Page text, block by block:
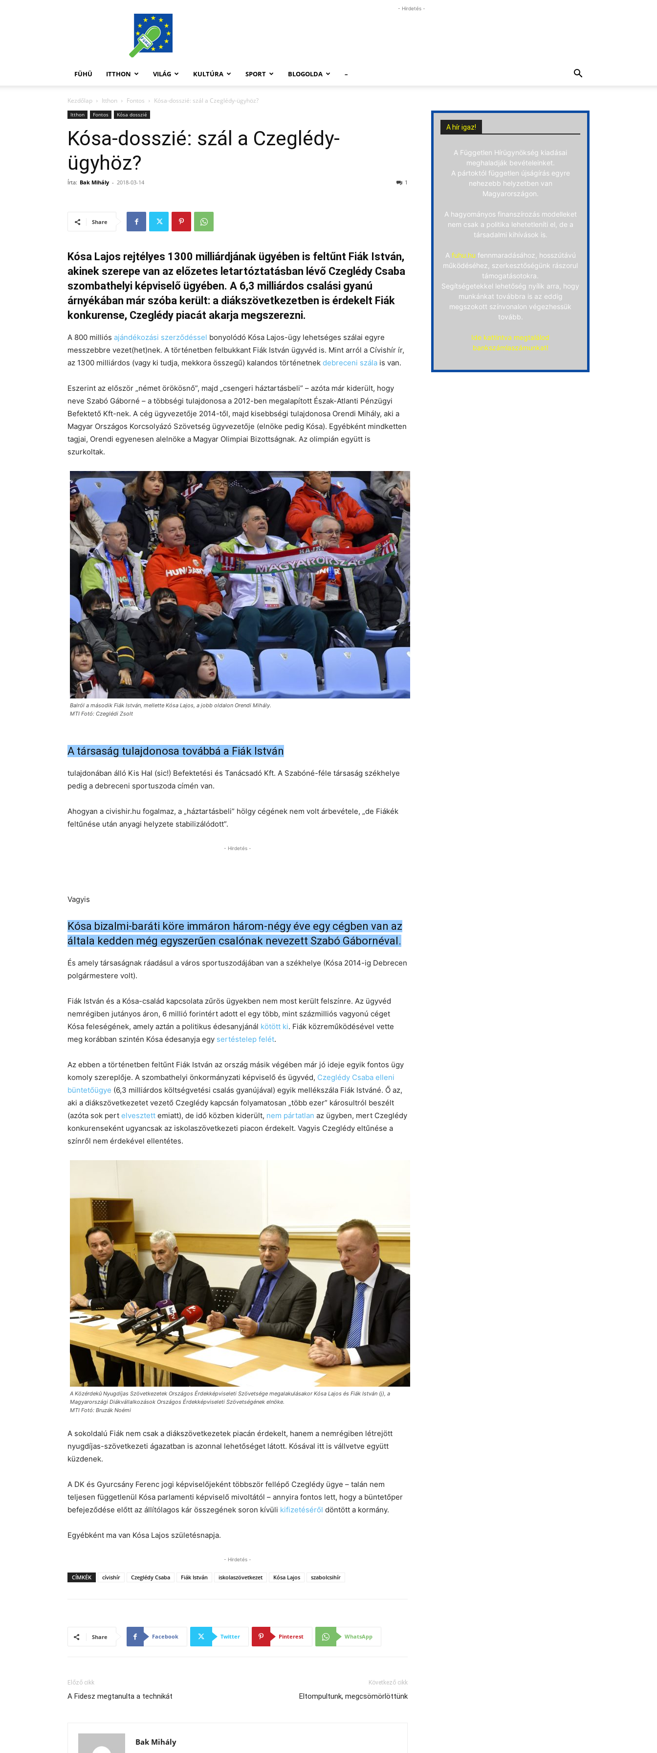
FüHü
- Hirdetés -
FÜHÜ ITTHON VILÁG KULTÚRA SPORT BLOGOLDA –
Kezdőlap Itthon Fontos Kósa-dosszié: szál a Czeglédy-ügyhöz?
Itthon Fontos Kósa dosszié
Kósa-dosszié: szál a Czeglédy-
ügyhöz?
Írta: Bak Mihály - 2018-03-14 1
Share
Kósa Lajos rejtélyes 1300 milliárdjának ügyében is feltűnt Fiák István,
akinek szerepe van az előzetes letartóztatásban lévő Czeglédy Csaba
szombathelyi képviselő ügyében. A 6,3 milliárdos csalási gyanú
árnyékában már szóba került: a diákszövetkezetben is érdekelt Fiák
konkurense, Czeglédy piacát akarja megszerezni.
A 800 milliós ajándékozási szerződéssel bonyolódó Kósa Lajos-ügy lehetséges szálai egyre
messzebbre vezet(het)nek. A történetben felbukkant Fiák István ügyvéd is. Mint arról a Cívishír ír,
az 1300 milliárdos (vagy ki tudja, mekkora összegű) kalandos történetnek debreceni szála is van.
Eszerint az először „német örökösnő”, majd „csengeri háztartásbeli” – azóta már kiderült, hogy
neve Szabó Gáborné – a többségi tulajdonosa a 2012-ben megalapított Észak-Atlanti Pénzügyi
Befektető Kft-nek. A cég ügyvezetője 2014-től, majd kisebbségi tulajdonosa Orendi Mihály, aki a
Magyar Országos Korcsolyázó Szövetség ügyvezetője (elnöke pedig Kósa). Egyébként mindketten
tagjai, Orendi egyenesen alelnöke a Magyar Olimpiai Bizottságnak. Az olimpián együtt is
szurkoltak.
Balról a második Fiák István, mellette Kósa Lajos, a jobb oldalon Orendi Mihály.
MTI Fotó: Czeglédi Zsolt
A társaság tulajdonosa továbbá a Fiák István
tulajdonában álló Kis Hal (sic!) Befektetési és Tanácsadó Kft. A Szabóné-féle társaság székhelye
pedig a debreceni sportuszoda címén van.
Ahogyan a civishir.hu fogalmaz, a „háztartásbeli” hölgy cégének nem volt árbevétele, „de Fiákék
feltűnése után anyagi helyzete stabilizálódott”.
- Hirdetés -
Vagyis
Kósa bizalmi-baráti köre immáron három-négy éve egy cégben van az
általa kedden még egyszerűen csalónak nevezett Szabó Gábornéval.
És amely társaságnak ráadásul a város sportuszodájában van a székhelye (Kósa 2014-ig Debrecen
polgármestere volt).
Fiák István és a Kósa-család kapcsolata zűrös ügyekben nem most került felszínre. Az ügyvéd
nemrégiben jutányos áron, 6 millió forintért adott el egy több, mint százmilliós vagyonú céget
Kósa feleségének, amely aztán a politikus édesanyjánál kötött ki. Fiák közreműködésével vette
meg korábban szintén Kósa édesanyja egy sertéstelep felét.
Az ebben a történetben feltűnt Fiák István az ország másik végében már jó ideje egyik fontos ügy
komoly szereplője. A szombathelyi önkormányzati képviselő és ügyvéd, Czeglédy Csaba elleni
büntetőügye (6,3 milliárdos költségvetési csalás gyanújával) egyik mellékszála Fiák Istváné. Ő az,
aki a diákszövetkezetet vezető Czeglédy kapcsán folyamatosan „több ezer” károsultról beszélt
(azóta sok pert elvesztett emiatt), de idő közben kiderült, nem pártatlan az ügyben, mert Czeglédy
konkurenseként ugyancsak az iskolaszövetkezeti piacon érdekelt. Vagyis Czeglédy eltűnése a
színről nem érdekével ellentétes.
A Közérdekû Nyugdíjas Szövetkezetek Országos Érdekképviseleti Szövetsége megalakulásakor Kósa Lajos és Fiák István (j), a
Magyarországi Diákvállalkozások Országos Érdekképviseleti Szövetségének elnöke.
MTI Fotó: Bruzák Noémi
A sokoldalú Fiák nem csak a diákszövetkezetek piacán érdekelt, hanem a nemrégiben létrejött
nyugdíjas-szövetkezeti ágazatban is azonnal lehetőséget látott. Kósával itt is vállvetve együtt
küzdenek.
A DK és Gyurcsány Ferenc jogi képviselőjeként többször fellépő Czeglédy ügye – talán nem
teljesen függetlenül Kósa parlamenti képviselő mivoltától – annyira fontos lett, hogy a büntetőper
befejeződése előtt az állítólagos kár összegének soron kívüli kifizetéséről döntött a kormány.
Egyébként ma van Kósa Lajos születésnapja.
- Hirdetés -
CÍMKÉK cívishír Czeglédy Csaba Fiák István iskolaszövetkezet Kósa Lajos szabolcsihír
Share Facebook Twitter Pinterest WhatsApp
Előző cikk
A Fidesz megtanulta a technikát
Következő cikk
Eltompultunk, megcsömörlöttünk
Bak Mihály
A hír igaz!
A Független Hírügynökség kiadásai
meghaladják bevételeinket.
A pártoktól független újságírás egyre
nehezebb helyzetben van
Magyarországon.
A hagyományos finanszírozás modelleket
nem csak a politika lehetetleníti el, de a
társadalmi kihívások is.
A fuhu.hu fennmaradásához, hosszútávú
működéséhez, szerkesztőségünk rászorul
támogatásotokra.
Segítségetekkel lehetőség nyílik arra, hogy
munkánkat továbbra is az eddig
megszokott színvonalon végezhessük
tovább.
Ide kattintva megtalálod
bankszámlaszámunkat!